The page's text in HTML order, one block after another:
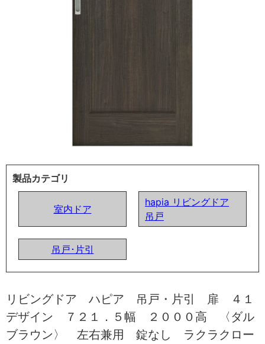
製品カテゴリ
室内ドア
hapia リビングドア
吊戸
吊戸･片引
リビングドア ハピア 吊戸・片引 扉 ４１
デザイン ７２１．５幅 ２０００高 〈ダル
ブラウン〉 左右兼用 錠なし ラクラクロー